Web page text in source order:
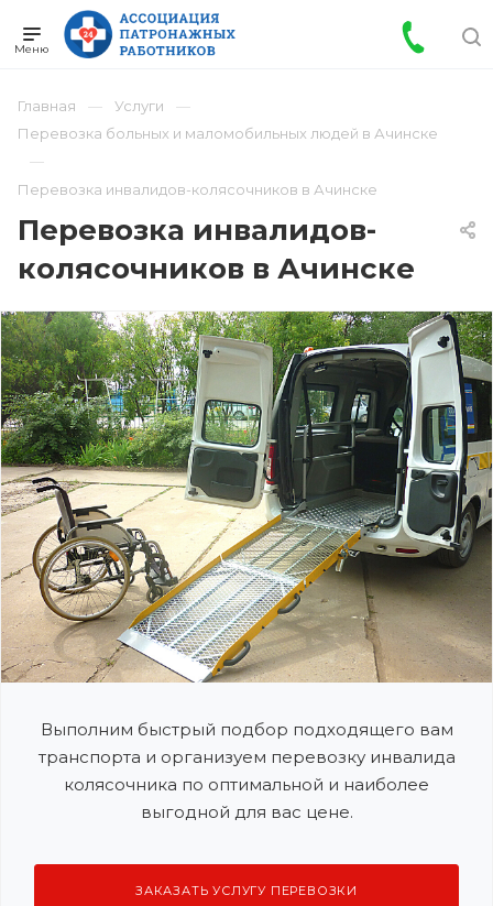
Главная
Услуги
Перевозка больных и маломобильных людей в Ачинске
Перевозка инвалидов-колясочников в Ачинске
Перевозка инвалидов-
колясочников в Ачинске
Выполним быстрый подбор подходящего вам
транспорта и организуем перевозку инвалида
колясочника по оптимальной и наиболее
выгодной для вас цене.
ЗАКАЗАТЬ УСЛУГУ ПЕРЕВОЗКИ